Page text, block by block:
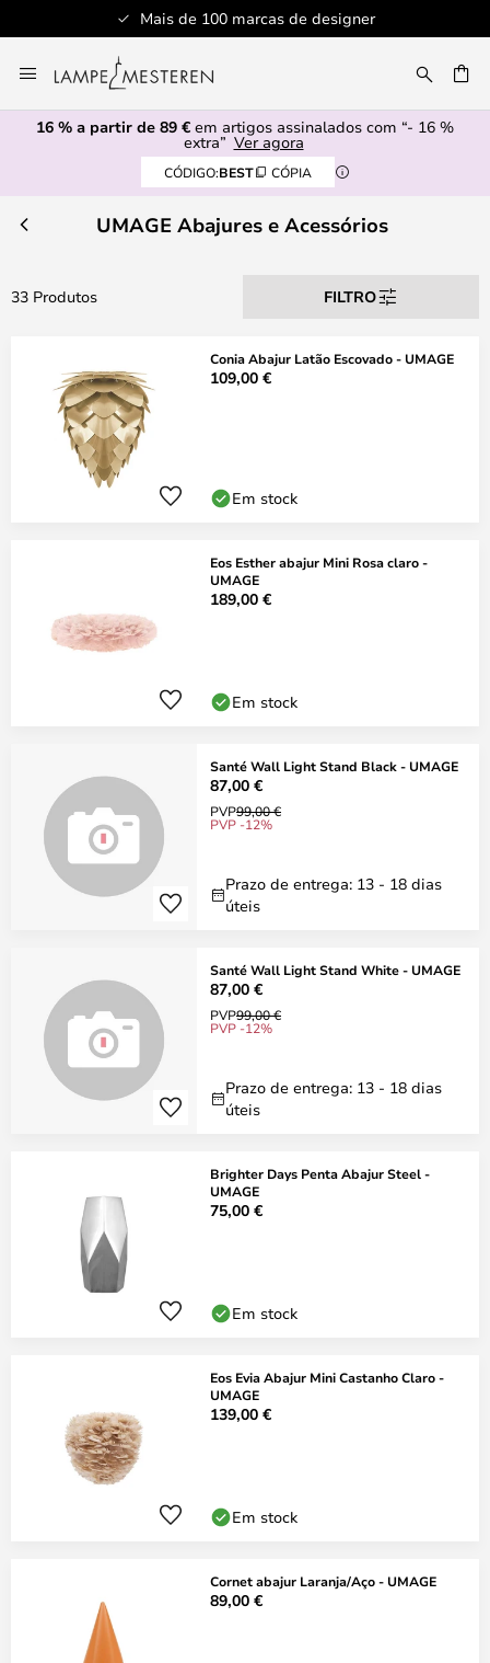
Mais de 100 marcas de designer
para
o
Conteúdo
16 % a partir de 89 € em artigos assinalados com “- 16 %
extra” Ver agora
CÓDIGO:BEST CÓPIA
UMAGE Abajures e Acessórios
33 Produtos FILTRO
Conia Abajur Latão Escovado - UMAGE
109,00 €
Em stock
Eos Esther abajur Mini Rosa claro -
UMAGE
189,00 €
Em stock
Santé Wall Light Stand Black - UMAGE
87,00 €
PVP99,00 €
PVP -12%
Prazo de entrega: 13 - 18 dias
úteis
Santé Wall Light Stand White - UMAGE
87,00 €
PVP99,00 €
PVP -12%
Prazo de entrega: 13 - 18 dias
úteis
Brighter Days Penta Abajur Steel -
UMAGE
75,00 €
Em stock
Eos Evia Abajur Mini Castanho Claro -
UMAGE
139,00 €
Em stock
Cornet abajur Laranja/Aço - UMAGE
89,00 €